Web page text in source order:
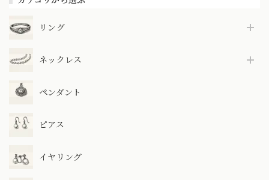
リング
ネックレス
ペンダント
ピアス
イヤリング